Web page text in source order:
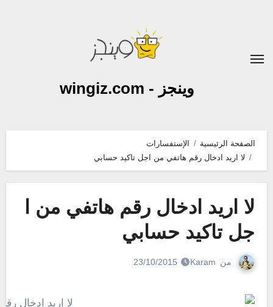
وينجز - wingiz.com
الصفحة الرئيسية
الإستفسارات
لا اريد ادخال رقم هاتفي من اجل تاكيد حسابي
لا اريد ادخال رقم هاتفي من ا
جل تاكيد حسابي
من Karam
23/10/2015